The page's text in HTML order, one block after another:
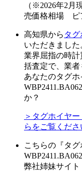
（※2026年2月
売価格相場 ピ
高知県から タ
いただきました
業界屈指の時
括査定で、業者
あなたのタグ
か？
＞タグホイヤ
らをご覧くださ
こちらの『タ
弊社姉妹サイ